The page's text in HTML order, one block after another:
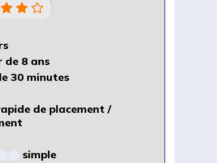
8 ans
30 minutes
de placement /
simple